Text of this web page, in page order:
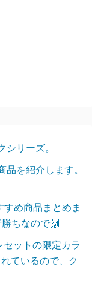
シリーズ。
品を紹介します。
すめ商品まとめま
ちなので🙌
ットの限定カラ
ているので、ク